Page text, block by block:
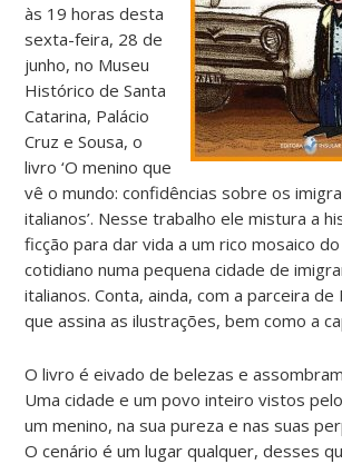
às 19 horas desta
sexta-feira, 28 de
junho, no Museu
Histórico de Santa
Catarina, Palácio
Cruz e Sousa, o
livro ‘O menino que
vê o mundo: confidências sobre os
italianos’. Nesse trabalho ele mistura a
ficção para dar vida a um rico mosaico do
cotidiano numa pequena cidade de
italianos. Conta, ainda, com a parceira de
que assina as ilustrações, bem como a
O livro é eivado de belezas e
Uma cidade e um povo inteiro vistos
um menino, na sua pureza e nas suas
O cenário é um lugar qualquer, desses